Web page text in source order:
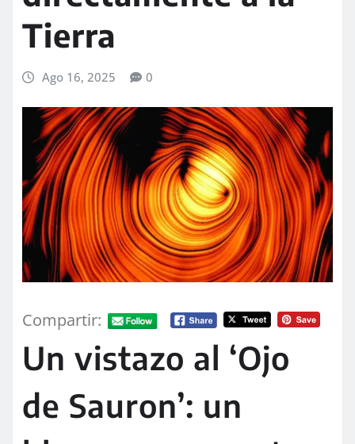
Tierra
Ago 16, 2025 0
Compartir:
Un vistazo al ‘Ojo
de Sauron’: un